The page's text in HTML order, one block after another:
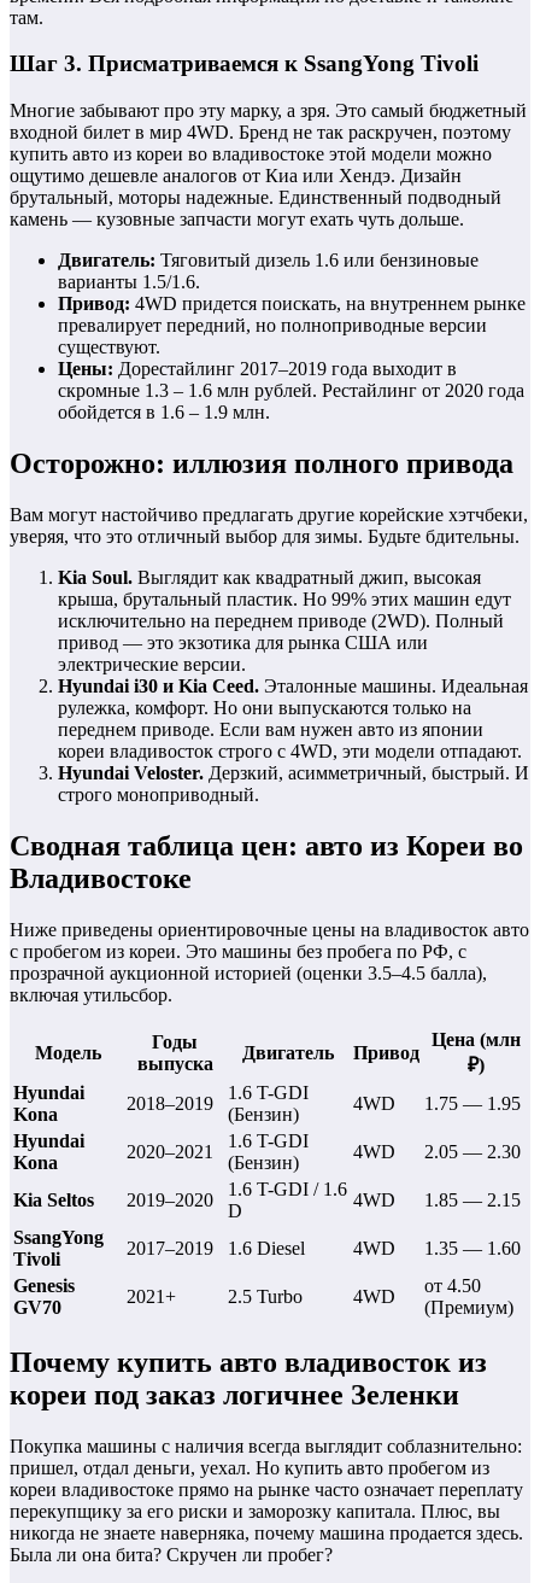
там.
Шаг 3. Присматриваемся к SsangYong Tivoli
Многие забывают про эту марку, а зря. Это самый бюджетный
входной билет в мир 4WD. Бренд не так раскручен, поэтому
купить авто из кореи во владивостоке этой модели можно
ощутимо дешевле аналогов от Киа или Хендэ. Дизайн
брутальный, моторы надежные. Единственный подводный
камень — кузовные запчасти могут ехать чуть дольше.
Двигатель: Тяговитый дизель 1.6 или бензиновые
варианты 1.5/1.6.
Привод: 4WD придется поискать, на внутреннем рынке
превалирует передний, но полноприводные версии
существуют.
Цены: Дорестайлинг 2017–2019 года выходит в
скромные 1.3 – 1.6 млн рублей. Рестайлинг от 2020 года
обойдется в 1.6 – 1.9 млн.
Осторожно: иллюзия полного привода
Вам могут настойчиво предлагать другие корейские хэтчбеки,
уверяя, что это отличный выбор для зимы. Будьте бдительны.
Kia Soul. Выглядит как квадратный джип, высокая
крыша, брутальный пластик. Но 99% этих машин едут
исключительно на переднем приводе (2WD). Полный
привод — это экзотика для рынка США или
электрические версии.
Hyundai i30 и Kia Ceed. Эталонные машины. Идеальная
рулежка, комфорт. Но они выпускаются только на
переднем приводе. Если вам нужен авто из японии
кореи владивосток строго с 4WD, эти модели отпадают.
Hyundai Veloster. Дерзкий, асимметричный, быстрый. И
строго моноприводный.
Сводная таблица цен: авто из Кореи во
Владивостоке
Ниже приведены ориентировочные цены на владивосток авто
с пробегом из кореи. Это машины без пробега по РФ, с
прозрачной аукционной историей (оценки 3.5–4.5 балла),
включая утильсбор.
Модель
Годы
выпуска
Двигатель Привод
Цена (млн
₽)
Hyundai
Kona
2018–2019
1.6 T-GDI
(Бензин)
4WD
1.75 — 1.95
Hyundai
Kona
2020–2021
1.6 T-GDI
(Бензин)
4WD 2.05 — 2.30
Kia Seltos 2019–2020
1.6 T-GDI / 1.6
D
4WD
1.85 — 2.15
SsangYong
Tivoli
2017–2019 1.6 Diesel 4WD
1.35 — 1.60
Genesis
GV70
2021+ 2.5 Turbo 4WD
от 4.50
(Премиум)
Почему купить авто владивосток из
кореи под заказ логичнее Зеленки
Покупка машины с наличия всегда выглядит соблазнительно:
пришел, отдал деньги, уехал. Но купить авто пробегом из
кореи владивостоке прямо на рынке часто означает переплату
перекупщику за его риски и заморозку капитала. Плюс, вы
никогда не знаете наверняка, почему машина продается здесь.
Была ли она бита? Скручен ли пробег?